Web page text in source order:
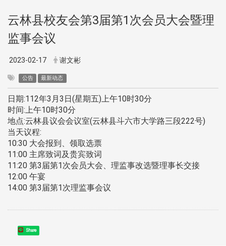
云林县校友会第3届第1次会员大会暨理
监事会议
2023-02-17 谢文彬
公告 最新动态
日期:112年3月3日(星期五)上午10时30分
​​​​​​​时间:上午10时30分
地点:云林县议会会议室(云林县斗六市大学路三段222号)
当天议程:
10:30 大会报到、领取选票
11:00 主席致词及贵宾致词
11:20 第3届第1次会员大会、理监事改选暨理事长交接
12:00 午宴
14:00 第3届第1次理监事会议
Share